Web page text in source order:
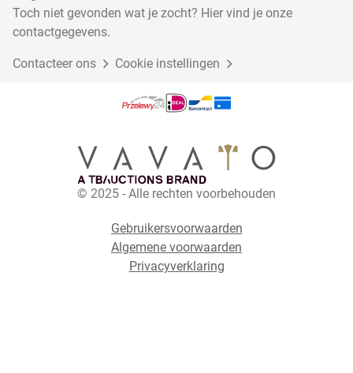
Toch niet gevonden wat je zocht? Hier vind je onze
contactgegevens.
Contacteer ons Cookie instellingen
© 2025 - Alle rechten voorbehouden
Gebruikersvoorwaarden
Algemene voorwaarden
Privacyverklaring